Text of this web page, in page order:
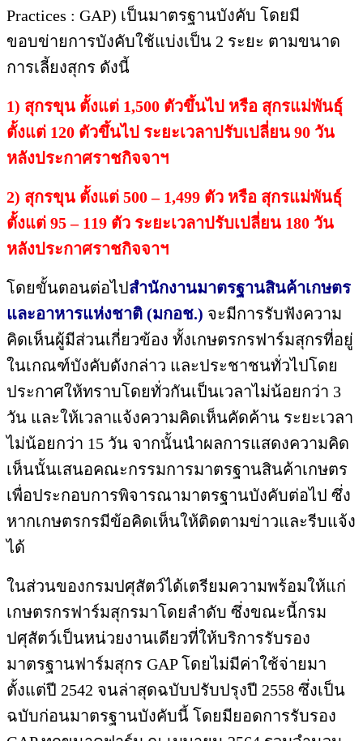
Practices : GAP) เป็นมาตรฐานบังคับ โดยมี
ขอบข่ายการบังคับใช้แบ่งเป็น 2 ระยะ ตามขนาด
การเลี้ยงสุกร ดังนี้
1) สุกรขุน ตั้งแต่ 1,500 ตัวขึ้นไป หรือ สุกรแม่พันธุ์
ตั้งแต่ 120 ตัวขึ้นไป ระยะเวลาปรับเปลี่ยน 90 วัน
หลังประกาศราชกิจจาฯ
2) สุกรขุน ตั้งแต่ 500 – 1,499 ตัว หรือ สุกรแม่พันธุ์
ตั้งแต่ 95 – 119 ตัว ระยะเวลาปรับเปลี่ยน 180 วัน
หลังประกาศราชกิจจาฯ
โดยขั้นตอนต่อไปสำนักงานมาตรฐานสินค้าเกษตร
และอาหารแห่งชาติ (มกอช.) จะมีการรับฟังความ
คิดเห็นผู้มีส่วนเกี่ยวข้อง ทั้งเกษตรกรฟาร์มสุกรที่อยู่
ในเกณฑ์บังคับดังกล่าว และประชาชนทั่วไปโดย
ประกาศให้ทราบโดยทั่วกันเป็นเวลาไม่น้อยกว่า 3
วัน และให้เวลาแจ้งความคิดเห็นคัดค้าน ระยะเวลา
ไม่น้อยกว่า 15 วัน จากนั้นนำผลการแสดงความคิด
เห็นนั้นเสนอคณะกรรมการมาตรฐานสินค้าเกษตร
เพื่อประกอบการพิจารณามาตรฐานบังคับต่อไป ซึ่ง
หากเกษตรกรมีข้อคิดเห็นให้ติดตามข่าวและรีบแจ้ง
ได้
ในส่วนของกรมปศุสัตว์ได้เตรียมความพร้อมให้แก่
เกษตรกรฟาร์มสุกรมาโดยลำดับ ซึ่งขณะนี้กรม
ปศุสัตว์เป็นหน่วยงานเดียวที่ให้บริการรับรอง
มาตรฐานฟาร์มสุกร GAP โดยไม่มีค่าใช้จ่ายมา
ตั้งแต่ปี 2542 จนล่าสุดฉบับปรับปรุงปี 2558 ซึ่งเป็น
ฉบับก่อนมาตรฐานบังคับนี้ โดยมียอดการรับรอง